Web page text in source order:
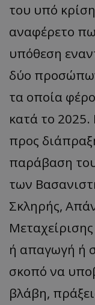
του υπό
αναφέρετo
υπόθεση
δύο
τα οποία
κατά το
προς
παράβαση
των
Σκληρής,
ή απαγωγή ή
σκοπό να
βλάβη,